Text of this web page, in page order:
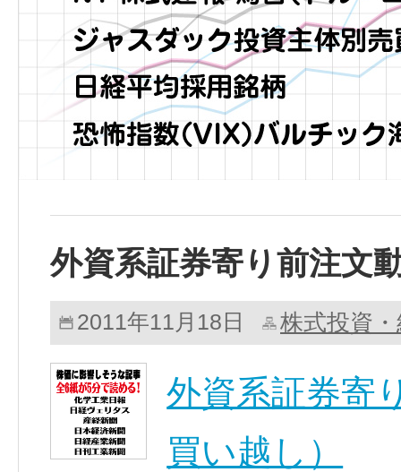
外資系証券寄り前注文
2011年11月18日 株式投資
外資系証券寄
買い越し）